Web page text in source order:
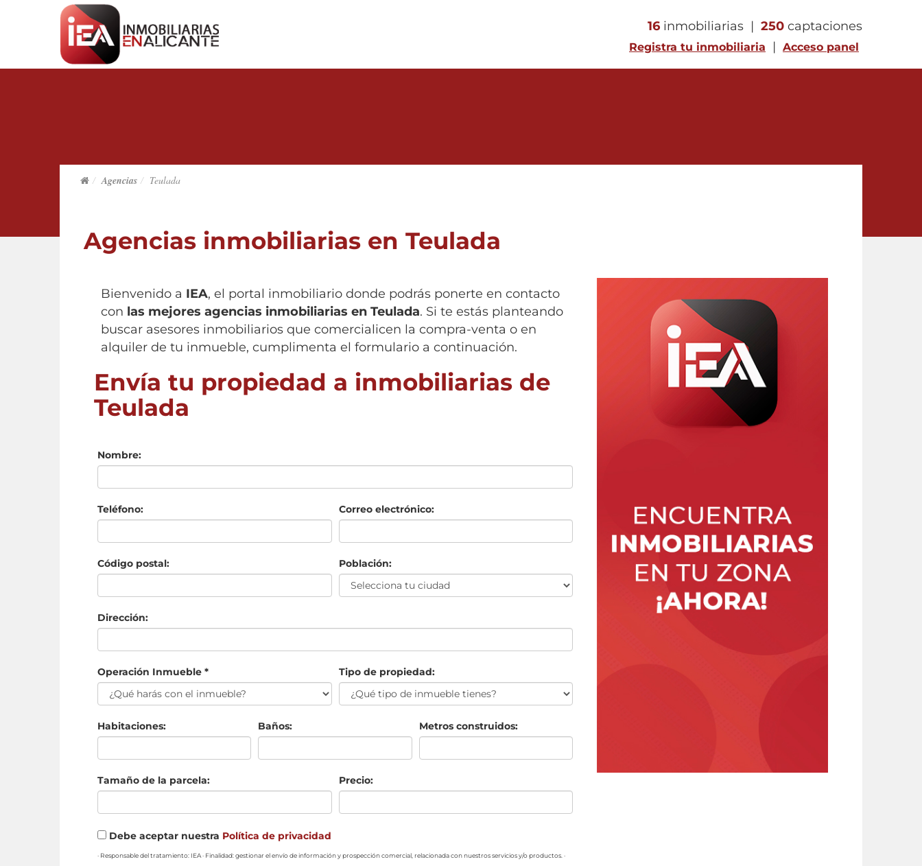
16 inmobiliarias | 250 captaciones
Registra tu inmobiliaria | Acceso panel
Agencias Teulada
Agencias inmobiliarias en Teulada
Bienvenido a IEA, el portal inmobiliario donde podrás ponerte en contacto
con las mejores agencias inmobiliarias en Teulada. Si te estás planteando
buscar asesores inmobiliarios que comercialicen la compra-venta o en
alquiler de tu inmueble, cumplimenta el formulario a continuación.
Envía tu propiedad a inmobiliarias de
Teulada
Nombre:
Teléfono: Correo electrónico:
Código postal: Población:
Dirección:
Operación Inmueble * Tipo de propiedad:
Habitaciones: Baños: Metros construidos:
Tamaño de la parcela: Precio:
Debe aceptar nuestra Política de privacidad
· Responsable del tratamiento: IEA · Finalidad: gestionar el envío de información y prospección comercial, relacionada con nuestros servicios y/o productos. ·